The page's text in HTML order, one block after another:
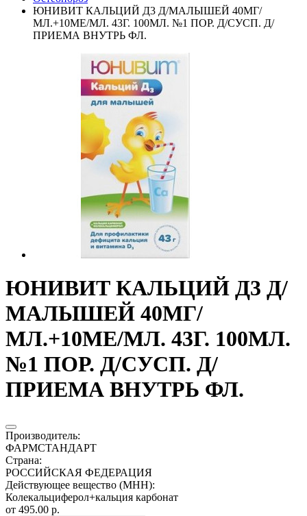
ЮНИВИТ КАЛЬЦИЙ Д3 Д/МАЛЫШЕЙ 40МГ/
МЛ.+10МЕ/МЛ. 43Г. 100МЛ. №1 ПОР. Д/СУСП. Д/
ПРИЕМА ВНУТРЬ ФЛ.
ЮНИВИТ КАЛЬЦИЙ Д3 Д/
МАЛЫШЕЙ 40МГ/
МЛ.+10МЕ/МЛ. 43Г. 100МЛ.
№1 ПОР. Д/СУСП. Д/
ПРИЕМА ВНУТРЬ ФЛ.
Производитель:
ФАРМСТАНДАРТ
Страна:
РОССИЙСКАЯ ФЕДЕРАЦИЯ
Действующее вещество (МНН):
Колекальциферол+кальция карбонат
от 495.00 р.